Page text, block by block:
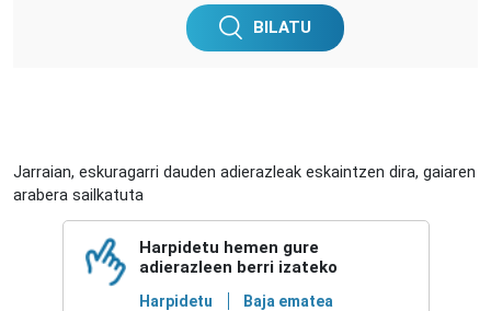
BILATU
Jarraian, eskuragarri dauden adierazleak eskaintzen dira, gaiaren
arabera sailkatuta
Harpidetu hemen gure
adierazleen berri izateko
Harpidetu Baja ematea